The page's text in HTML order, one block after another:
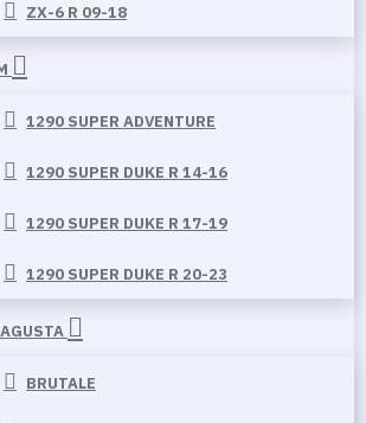
ZX-6 R 09-18
1290 SUPER ADVENTURE
1290 SUPER DUKE R 14-16
1290 SUPER DUKE R 17-19
1290 SUPER DUKE R 20-23
BRUTALE